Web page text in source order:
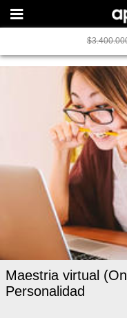
$
Maestria virtual
Personalidad